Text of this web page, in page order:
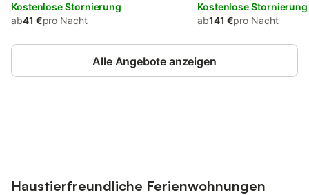
Kostenlose Stornierung
ab41 €pro Nacht
Kostenlose Stornierung
ab141 €pro Nacht
Alle Angebote anzeigen
Haustierfreundliche Ferienwohnungen